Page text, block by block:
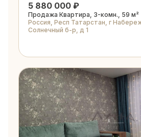
5 880 000 ₽
Продажа Квартира, 3-комн., 59 м²
Россия, Респ Татарстан, г
Солнечный б-р, д 1